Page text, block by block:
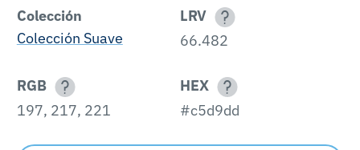
Colección
Colección Suave
LRV
66.482
RGB
197, 217, 221
HEX
#c5d9dd